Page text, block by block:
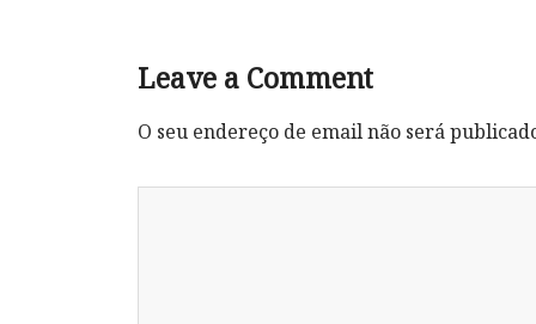
Leave a Comment
O seu endereço de email não será